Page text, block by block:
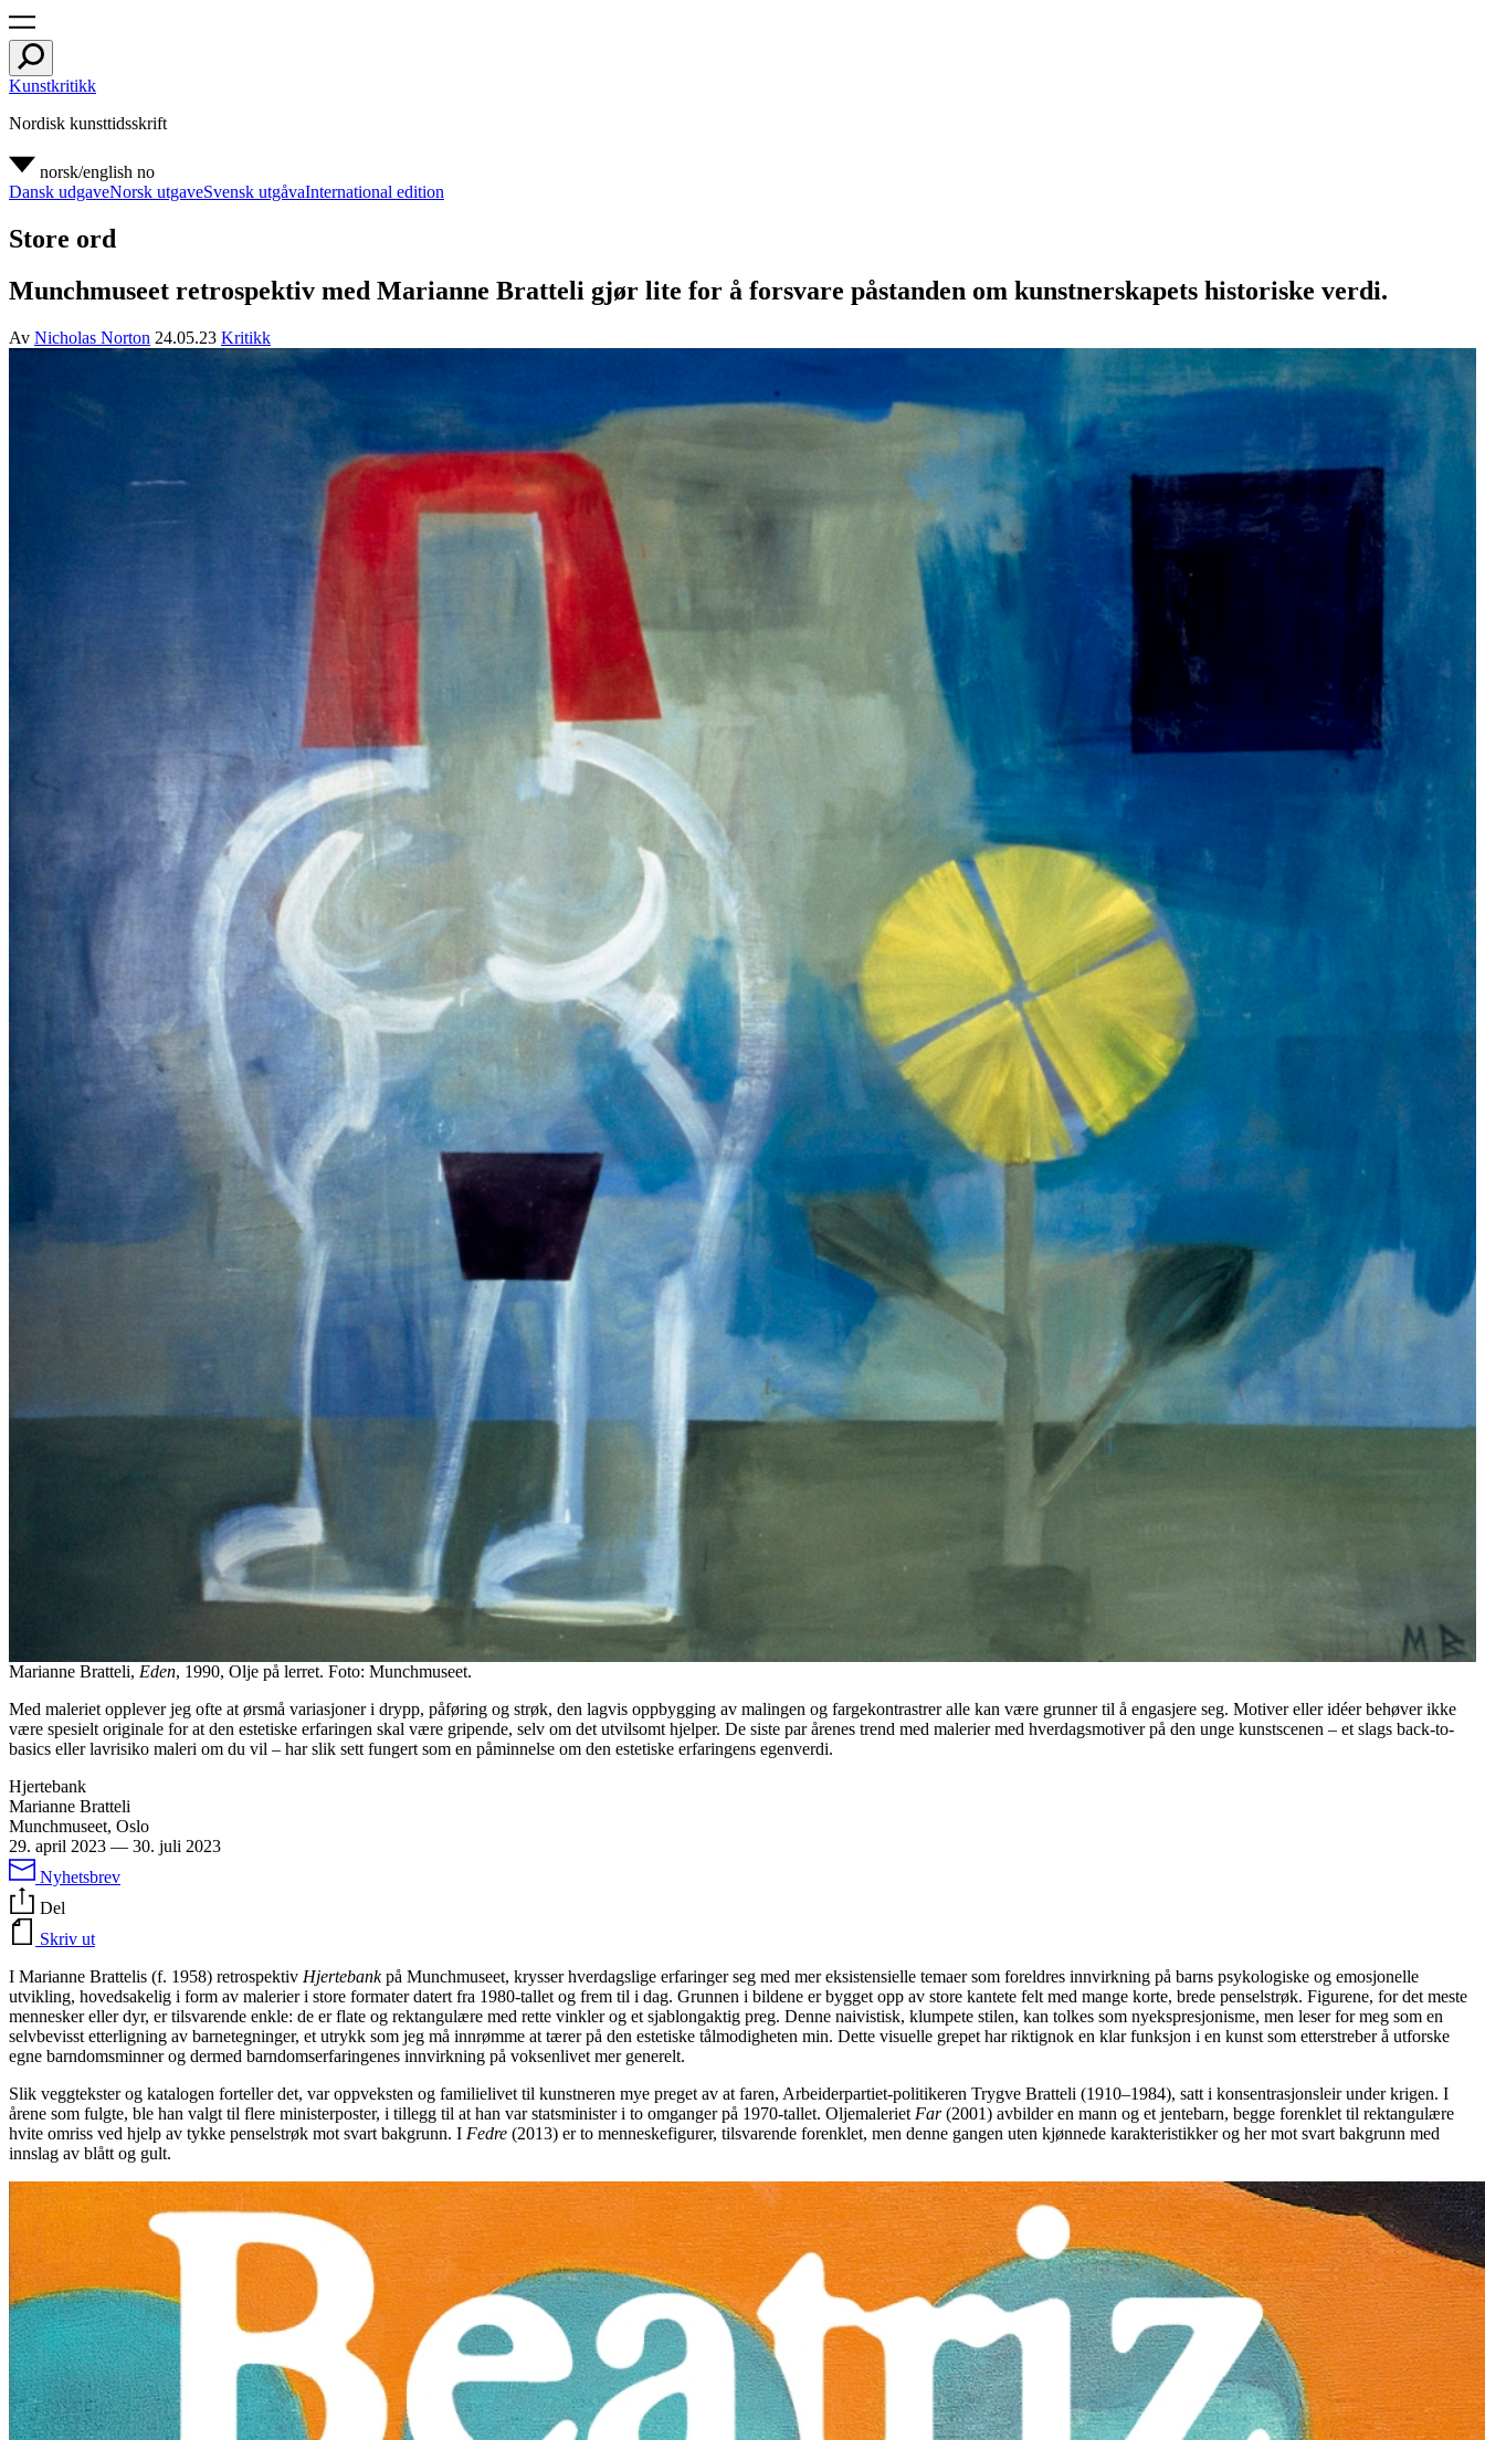
Kunstkritikk
Nordisk kunsttidsskrift
norsk/english no
Dansk udgaveNorsk utgaveSvensk utgåvaInternational edition
Store ord
Munchmuseet retrospektiv med Marianne Bratteli gjør lite for å forsvare påstanden om kunstnerskapets historiske verdi.
Av Nicholas Norton 24.05.23 Kritikk
Marianne Bratteli, Eden, 1990, Olje på lerret. Foto: Munchmuseet.
Med maleriet opplever jeg ofte at ørsmå variasjoner i drypp, påføring og strøk, den lagvis oppbygging av malingen og fargekontrastrer alle kan være grunner til å engasjere seg. Motiver eller idéer behøver ikke
være spesielt originale for at den estetiske erfaringen skal være gripende, selv om det utvilsomt hjelper. De siste par årenes trend med malerier med hverdagsmotiver på den unge kunstscenen – et slags back-to-
basics eller lavrisiko maleri om du vil – har slik sett fungert som en påminnelse om den estetiske erfaringens egenverdi.
Hjertebank
Marianne Bratteli
Munchmuseet, Oslo
29. april 2023 — 30. juli 2023
Nyhetsbrev
Del
Skriv ut
I Marianne Brattelis (f. 1958) retrospektiv Hjertebankpå Munchmuseet, krysser hverdagslige erfaringer seg med mer eksistensielle temaer som foreldres innvirkning på barns psykologiske og emosjonelle
utvikling, hovedsakelig i form av malerier i store formater datert fra 1980-tallet og frem til i dag. Grunnen i bildene er bygget opp av store kantete felt med mange korte, brede penselstrøk. Figurene, for det meste
mennesker eller dyr, er tilsvarende enkle: de er flate og rektangulære med rette vinkler og et sjablongaktig preg. Denne naivistisk, klumpete stilen, kan tolkes som nyekspresjonisme, men leser for meg som en
selvbevisst etterligning av barnetegninger, et utrykk som jeg må innrømme at tærer på den estetiske tålmodigheten min. Dette visuelle grepet har riktignok en klar funksjon i en kunst som etterstreber å utforske
egne barndomsminner og dermed barndomserfaringenes innvirkning på voksenlivet mer generelt.
Slik veggtekster og katalogen forteller det, var oppveksten og familielivet til kunstneren mye preget av at faren, Arbeiderpartiet-politikeren Trygve Bratteli (1910–1984), satt i konsentrasjonsleir under krigen. I
årene som fulgte, ble han valgt til flere ministerposter, i tillegg til at han var statsminister i to omganger på 1970-tallet. Oljemaleriet Far(2001) avbilder en mann og et jentebarn, begge forenklet til rektangulære
hvite omriss ved hjelp av tykke penselstrøk mot svart bakgrunn. I Fedre (2013) er to menneskefigurer, tilsvarende forenklet, men denne gangen uten kjønnede karakteristikker og her mot svart bakgrunn med
innslag av blått og gult.